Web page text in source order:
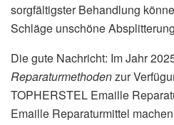
sorgfältigster Behandlung
Schläge unschöne
Die gute Nachricht: Im Jahr
Reparaturmethodenzur
TOPHERSTEL Emaille
Emaille Reparaturmittel